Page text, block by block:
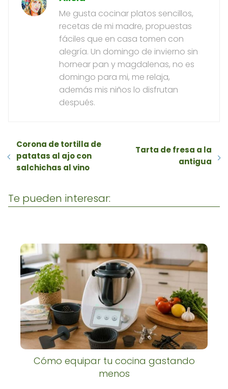
Me gusta cocinar platos sencillos,
recetas de mi madre, propuestas
fáciles que en casa tomen con
alegría. Un domingo de invierno sin
hornear pan y magdalenas, no es
domingo para mi, me relaja,
además mis niños lo disfrutan
después.
Corona de tortilla de
patatas al ajo con
salchichas al vino
Tarta de fresa a la
antigua
Te pueden interesar:
Cómo equipar tu cocina gastando
menos